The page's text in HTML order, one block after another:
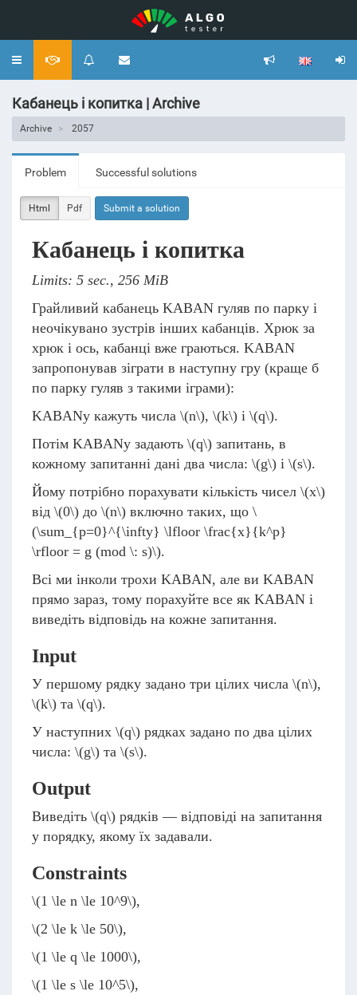
Toggle
Кабанець і копитка | Archive
Archive 2057
Problem Successful solutions
Html Pdf Submit a solution
Кабанець і копитка
Limits: 5 sec., 256 MiB
Грайливий кабанець KABAN гуляв по парку і
неочікувано зустрів інших кабанців. Хрюк за
хрюк і ось, кабанці вже граються. KABAN
запропонував зіграти в наступну гру (краще б
по парку гуляв з такими іграми):
KABANу кажуть числа \(n\), \(k\) i \(q\).
Потім KABANу задають \(q\) запитань, в
кожному запитанні дані два числа: \(g\) і \(s\).
Йому потрібно порахувати кількість чисел \(x\)
від \(0\) до \(n\) включно таких, що \
(\sum_{p=0}^{\infty} \lfloor \frac{x}{k^p}
\rfloor = g (mod \: s)\).
Всі ми інколи трохи KABAN, але ви KABAN
прямо зараз, тому порахуйте все як KABAN і
виведіть відповідь на кожне запитання.
Input
У першому рядку задано три цілих числа \(n\),
\(k\) та \(q\).
У наступних \(q\) рядках задано по два цілих
числа: \(g\) та \(s\).
Output
Виведіть \(q\) рядків — відповіді на запитання
у порядку, якому їх задавали.
Constraints
\(1 \le n \le 10^9\),
\(2 \le k \le 50\),
\(1 \le q \le 1000\),
\(1 \le s \le 10^5\),